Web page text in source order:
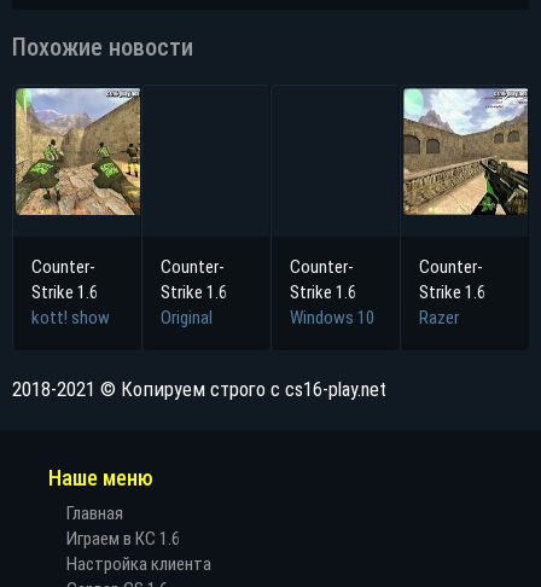
Похожие новости
Counter-
Strike 1.6
kott! show
Counter-
Strike 1.6
Original
Counter-
Strike 1.6
Windows 10
Counter-
Strike 1.6
Razer
2018-2021 © Копируем строго с cs16-play.net
Наше меню
Главная
Играем в КС 1.6
Настройка клиента